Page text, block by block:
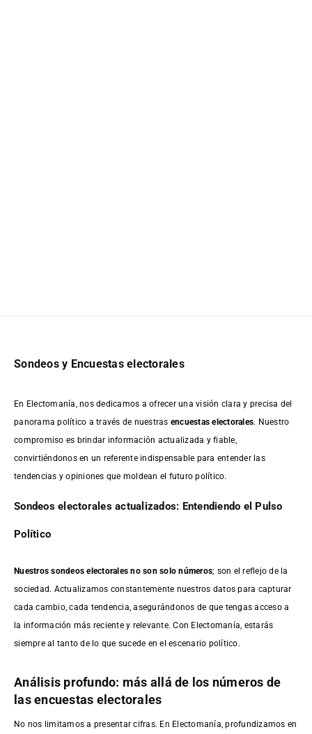
Sondeos y Encuestas electorales
En Electomanía, nos dedicamos a ofrecer una visión clara y precisa del
panorama político a través de nuestras encuestas electorales. Nuestro
compromiso es brindar información actualizada y fiable,
convirtiéndonos en un referente indispensable para entender las
tendencias y opiniones que moldean el futuro político.
Sondeos electorales actualizados: Entendiendo el Pulso
Político
Nuestros sondeos electorales no son solo números; son el reflejo de la
sociedad. Actualizamos constantemente nuestros datos para capturar
cada cambio, cada tendencia, asegurándonos de que tengas acceso a
la información más reciente y relevante. Con Electomanía, estarás
siempre al tanto de lo que sucede en el escenario político.
Análisis profundo: más allá de los números de
las encuestas electorales
No nos limitamos a presentar cifras. En Electomanía, profundizamos en